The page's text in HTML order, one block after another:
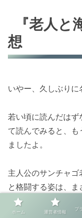
『老人
想
いやー、久しぶりに
若い頃に読んだは
て読んでみると、
ましたよ。
主人公のサンチャ
と格闘する姿は、
ないんです。
ホーム 運営者情報
プ